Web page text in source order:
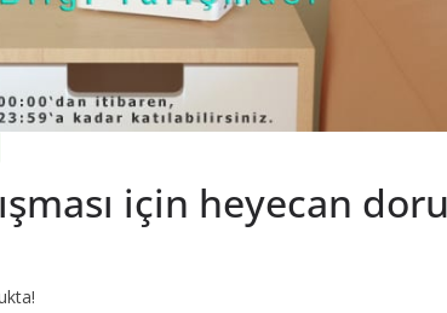
için heyecan